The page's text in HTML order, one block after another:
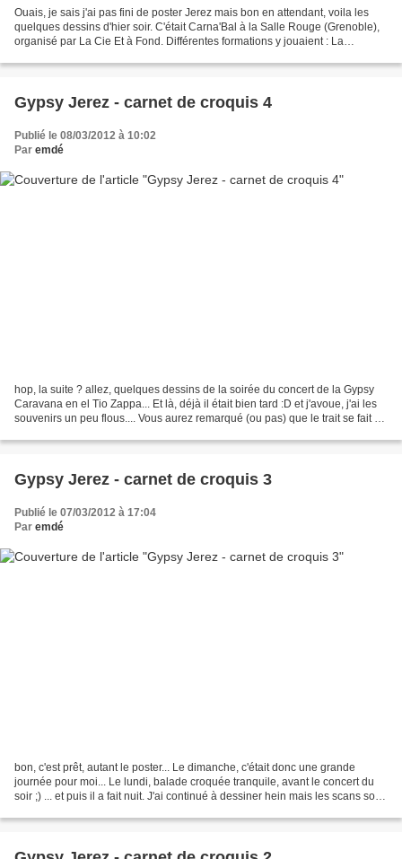
Ouais, je sais j'ai pas fini de poster Jerez mais bon en attendant, voila les
quelques dessins d'hier soir. C'était Carna'Bal à la Salle Rouge (Grenoble),
organisé par La Cie Et à Fond. Différentes formations y jouaient : La
Gypsy Jerez - carnet de croquis 4
Publié le 08/03/2012 à 10:02
Par emdé
hop, la suite ? allez, quelques dessins de la soirée du concert de la Gypsy
Caravana en el Tio Zappa... Et là, déjà il était bien tard :D et j'avoue, j'ai les
souvenirs un peu flous.... Vous aurez remarqué (ou pas) que le trait se fait de
Gypsy Jerez - carnet de croquis 3
Publié le 07/03/2012 à 17:04
Par emdé
bon, c'est prêt, autant le poster... Le dimanche, c'était donc une grande
journée pour moi... Le lundi, balade croquée tranquile, avant le concert du
soir ;) ... et puis il a fait nuit. J'ai continué à dessiner hein mais les scans sont